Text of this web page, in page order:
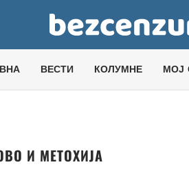
ВЕСТИ КОЛУМНЕ МОЈ
И МЕТОХИЈА